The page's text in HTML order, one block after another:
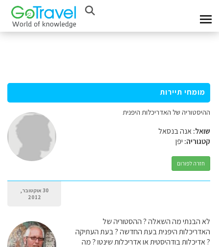
מומחי תיירות
ההיסטוריה של האדריכלות היפנית
שואל:אנה בנסאל
קטגוריה: יפן
חזרה לפורום
30 אוקטובר,
2012
לא הבנתי מה השאלה ? ההסטוריה של
האדריכלות היפנית בעת החדשה ? בעת העתיקה
? אדיכלות בודהיסטית או אדריכלות שינטו ? מה